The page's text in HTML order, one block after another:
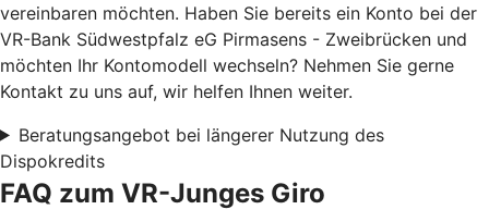
vereinbaren möchten. Haben Sie bereits ein Konto bei der
VR-Bank Südwestpfalz eG Pirmasens - Zweibrücken und
möchten Ihr Kontomodell wechseln? Nehmen Sie gerne
Kontakt zu uns auf, wir helfen Ihnen weiter.
Beratungsangebot bei längerer Nutzung des
Dispokredits
FAQ zum VR-Junges Giro